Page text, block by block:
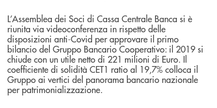
L’Assemblea dei Soci di Cassa Centrale Banca si è
riunita via videoconferenza in rispetto delle
disposizioni anti-Covid per approvare il primo
bilancio del Gruppo Bancario Cooperativo: il 2019 si
chiude con un utile netto di 221 milioni di Euro. Il
coefficiente di solidità CET1 ratio al 19,7% colloca il
Gruppo ai vertici del panorama bancario nazionale
per patrimonializzazione.